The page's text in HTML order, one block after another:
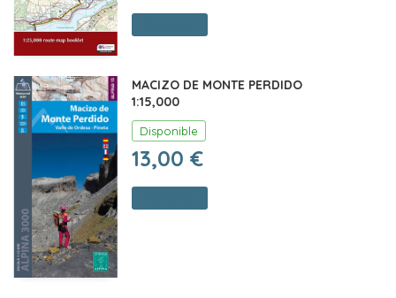
MACIZO DE MONTE PERDIDO
1:15,000
Disponible
13,00 €